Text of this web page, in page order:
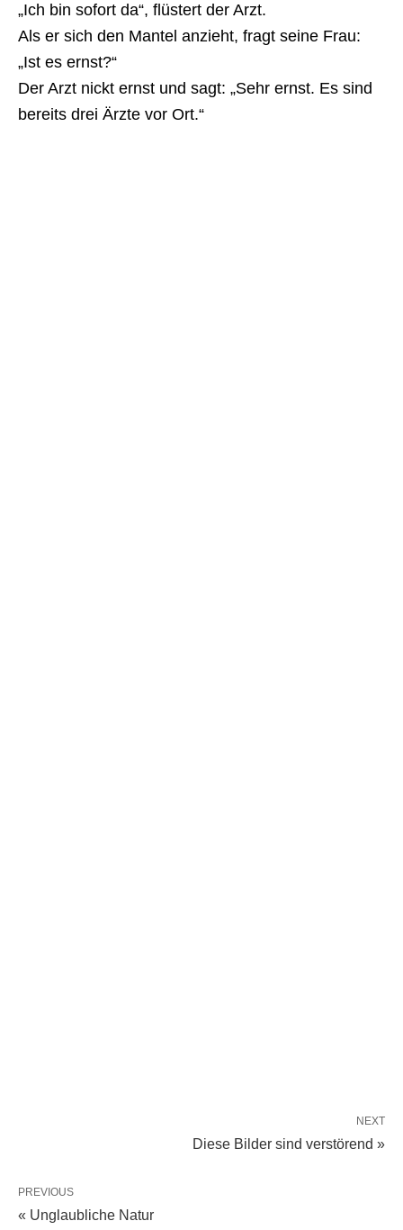
„Ich bin sofort da“, flüstert der Arzt.
Als er sich den Mantel anzieht, fragt seine Frau:
„Ist es ernst?“
Der Arzt nickt ernst und sagt: „Sehr ernst. Es sind
bereits drei Ärzte vor Ort.“
NEXT
Diese Bilder sind verstörend »
PREVIOUS
« Unglaubliche Natur